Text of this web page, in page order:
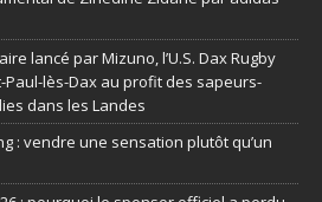
lancé par Mizuno, l’U.S. Dax Rugby
lès-Dax au profit des sapeurs-
dans les Landes
: vendre une sensation plutôt qu’un